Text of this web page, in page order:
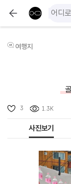
여행지
3 1.3K
사진보기